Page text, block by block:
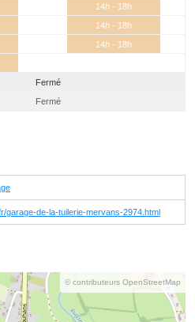
14h - 18h
14h - 18h
14h - 18h
Fermé
Fermé
garage-de-la-tuilerie-mervans-2974.html
© contributeurs OpenStreetMap